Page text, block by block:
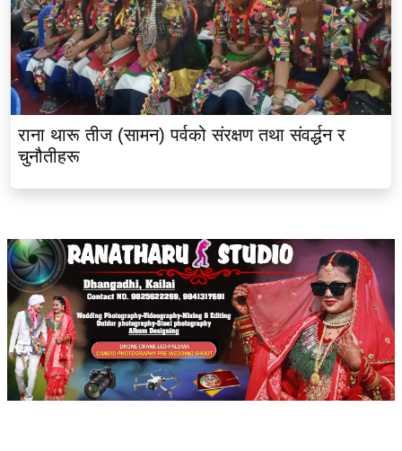
राना थारू तीज (सामन) पर्वको संरक्षण तथा संवर्द्धन र
चुनौतीहरू